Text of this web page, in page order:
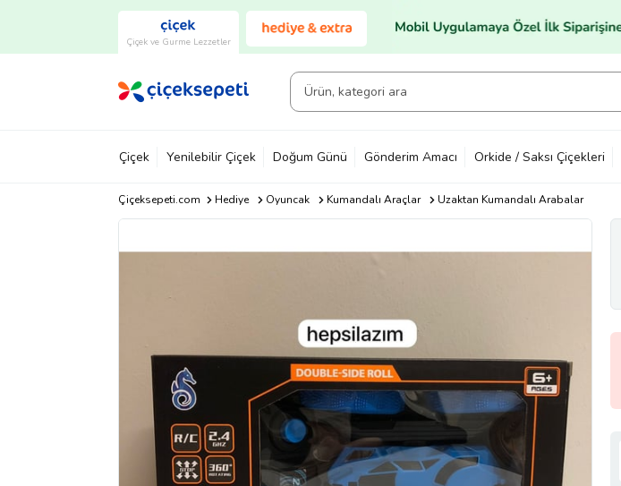
Çiçek ve Gurme Lezzetler
Çiçek Yenilebilir Çiçek Doğum Günü Gönderim Amacı Orkide / Saksı Çiçekleri
Çiçeksepeti.com Hediye Oyuncak Kumandalı Araçlar Uzaktan Kumandalı Arabalar